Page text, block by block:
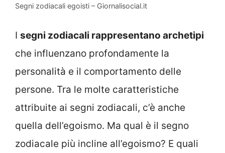
Segni zodiacali egoisti – Giornalisocial.it
I segni zodiacali rappresentano archetipi
che influenzano profondamente la
personalità e il comportamento delle
persone. Tra le molte caratteristiche
attribuite ai segni zodiacali, c’è anche
quella dell’egoismo. Ma qual è il segno
zodiacale più incline all’egoismo? E quali